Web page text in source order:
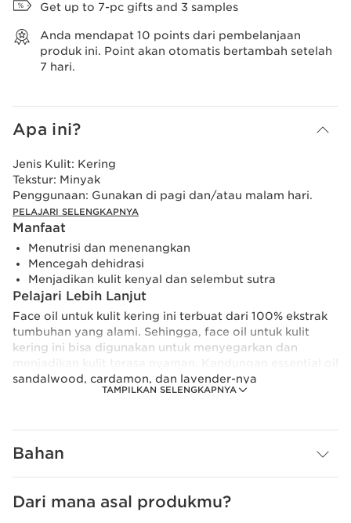
Get up to 7-pc gifts and 3 samples
Anda mendapat 10 points dari pembelanjaan
produk ini. Point akan otomatis bertambah setelah
7 hari.
Apa ini?
TAMPILKAN SELENGKAPNYA
Jenis Kulit: Kering
Tekstur: Minyak
Penggunaan: Gunakan di pagi dan/atau malam hari.
PELAJARI SELENGKAPNYA
Manfaat
Menutrisi dan menenangkan
Mencegah dehidrasi
Menjadikan kulit kenyal dan selembut sutra
Pelajari Lebih Lanjut
Face oil untuk kulit kering ini terbuat dari 100% ekstrak
tumbuhan yang alami. Sehingga, face oil untuk kulit
kering ini bisa digunakan untuk menyegarkan dan
menjadikan kulit terasa nyaman. Kandungan essential oil
sandalwood, cardamon, dan lavender-nya
menenangkan dan menutrisi kulit kering. Hazelnut oil
Bahan
Dari mana asal produkmu?